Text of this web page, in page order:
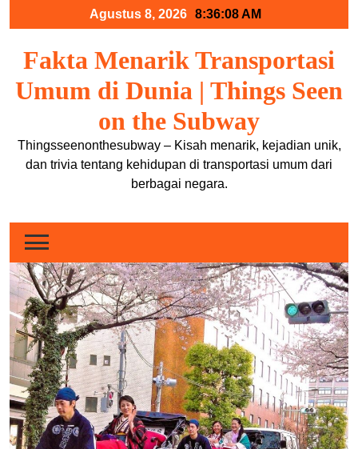
Agustus 8, 2026 8:36:08 AM
Fakta Menarik Transportasi
Umum di Dunia | Things Seen
on the Subway
Thingsseenonthesubway – Kisah menarik, kejadian unik,
dan trivia tentang kehidupan di transportasi umum dari
berbagai negara.